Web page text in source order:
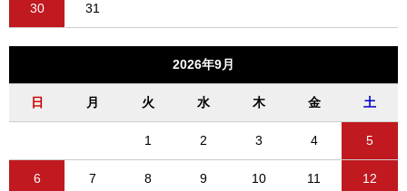
30 31
2026年9月
日 月 火 水 木 金 土
1 2 3 4 5
6 7 8 9 10 11 12